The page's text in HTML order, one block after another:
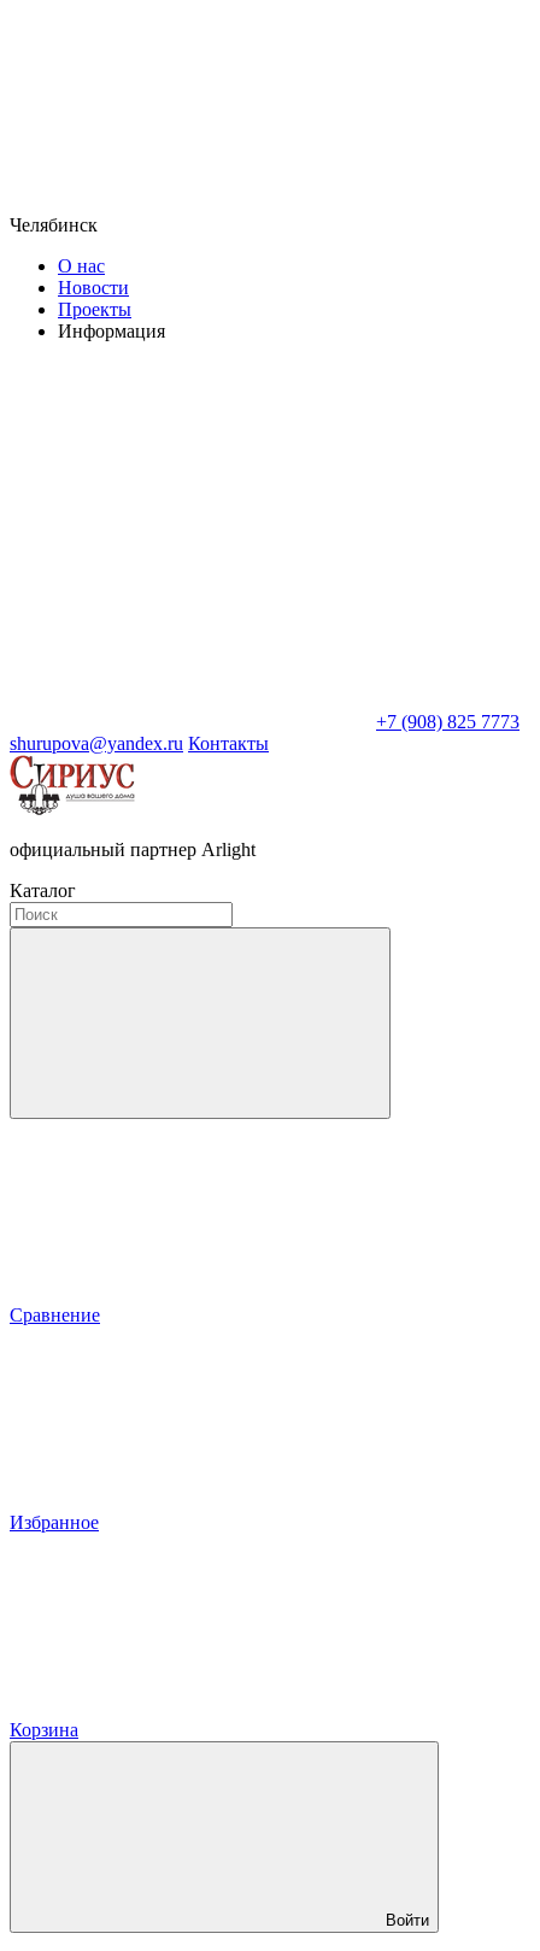
Челябинск
О нас
Новости
Проекты
Информация
+7 (908) 825 7773
shurupova@yandex.ru Контакты
официальный партнер Arlight
Каталог
Сравнение
Избранное
Корзина
Войти